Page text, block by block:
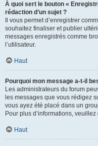
À quoi sert le bouton «
rédaction d’un sujet ?
Il vous permet d’enregistrer
souhaitez finaliser et publier
messages enregistrés comme
l’utilisateur.
Haut
Pourquoi mon message a-t-il
Les administrateurs du forum
les messages que vous rédigez
vous ayez été placé dans un
Pour plus d’informations,
Haut